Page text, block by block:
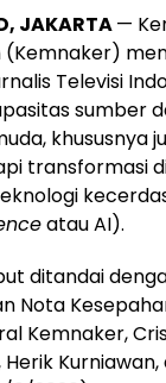
JAKARTA—
Televisi
sumber
khususnya
transformasi
atau AI).
ditandai
Nota
Kemnaker,